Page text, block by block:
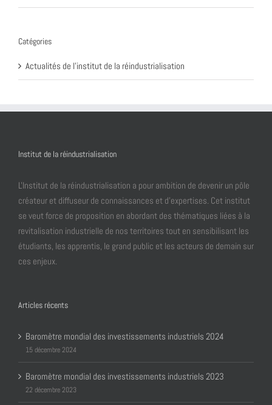
Catégories
Actualités de l'institut de la réindustrialisation
Institut de la réindustrialisation
L'Institut de la réindustrialisation a pour ambition de devenir un pôle
créateur et diffuseur de connaissances et d’expertises. Cet institut
se veut force de proposition en abordant des thématiques liées à la
revitalisation industrielle de nos territoires tout en sensibilisant les
étudiants, les apprentis, le grand public et les acteurs de demain sur
ces enjeux.
Articles récents
Baromètre mondial des investissements industriels 2024
15 décembre 2024
Baromètre mondial des investissements industriels 2023
22 décembre 2023